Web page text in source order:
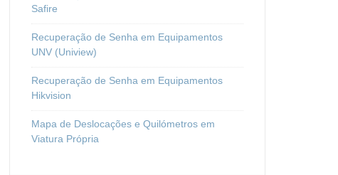
Safire
Recuperação de Senha em Equipamentos
UNV (Uniview)
Recuperação de Senha em Equipamentos
Hikvision
Mapa de Deslocações e Quilómetros em
Viatura Própria